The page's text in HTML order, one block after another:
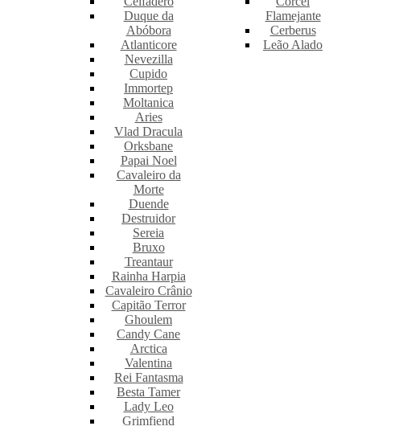
Duque da
Abóbora
Atlanticore
Nevezilla
Cupido
Immortep
Moltanica
Aries
Vlad Dracula
Orksbane
Papai Noel
Cavaleiro da
Morte
Duende
Destruidor
Sereia
Bruxo
Treantaur
Rainha Harpia
Cavaleiro Crânio
Capitão Terror
Ghoulem
Candy Cane
Arctica
Valentina
Rei Fantasma
Besta Tamer
Lady Leo
Grimfiend
Flamejante
Cerberus
Leão Alado